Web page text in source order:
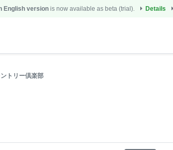
English versionis now available as beta (trial). Details
トリー倶楽部